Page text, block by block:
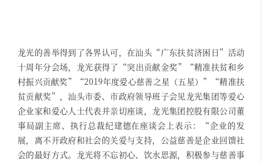
龙光的善举得到了各界认可，在汕头“广东扶贫济困日”活动
十周年分会场，龙光获得了“突出贡献金奖”“精准扶贫和乡
村振兴贡献奖”“2019年度爱心慈善之星（五星）”“精准扶
贫贡献奖”，汕头市委、市政府领导班子会见龙光集团等爱心
企业家和爱心人士代表并亲切座谈，龙光集团控股有限公司董
事局副主席、执行总裁纪建德在座谈会上表示：“企业的发
展，离不开政府和社会的关爱与支持，公益慈善是企业回馈社
会的最好方式。龙光将不忘初心、饮水思源，积极参与慈善事